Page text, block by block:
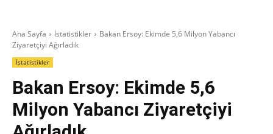
Ana Sayfa İstatistikler
Bakan Ersoy: Ekimde 5,6 Milyon Yabancı
Ziyaretçiyi Ağırladık
İstatistikler
Bakan Ersoy: Ekimde 5,6
Milyon Yabancı Ziyaretçiyi